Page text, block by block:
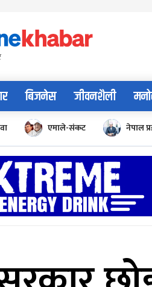
बिजनेस जीवनशैली
एमाले-संकट नेपाल